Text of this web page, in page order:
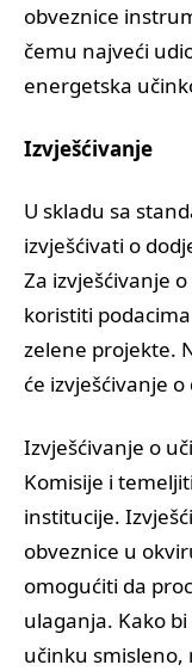
obveznice
čemu najveći
energetska
Izvješćivanje
U skladu sa
izvješćivati o
Za izvješćivanje
koristiti
zelene projekte.
će izvješćivanje
Izvješćivanje o
Komisije i
institucije.
obveznice u
omogućiti da
ulaganja. Kako
učinku smisleno,